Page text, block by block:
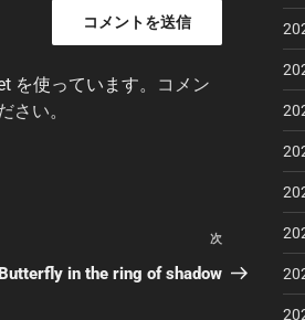
を使っています。
コメン
さい。
次
の
次
in the ring of shadow